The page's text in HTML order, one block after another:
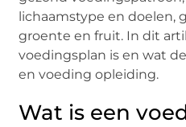
lichaamstype en doelen,
groente en fruit. In dit
voedingsplan is en wat
en voeding opleiding.
Wat is een